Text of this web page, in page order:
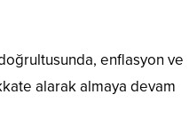
enflasyon ve
alarak almaya devam